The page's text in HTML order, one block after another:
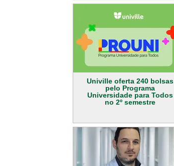
Univille oferta 240 bolsas
pelo Programa
Universidade para Todos
no 2º semestre